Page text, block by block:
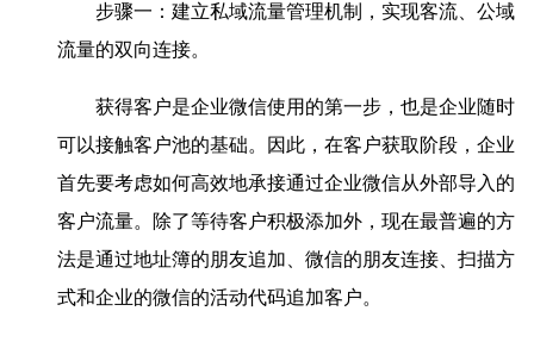
步骤一：建立私域流量管理机制，实现客流、公域
流量的双向连接。
获得客户是企业微信使用的第一步，也是企业随时
可以接触客户池的基础。因此，在客户获取阶段，企业
首先要考虑如何高效地承接通过企业微信从外部导入的
客户流量。除了等待客户积极添加外，现在最普遍的方
法是通过地址簿的朋友追加、微信的朋友连接、扫描方
式和企业的微信的活动代码追加客户。